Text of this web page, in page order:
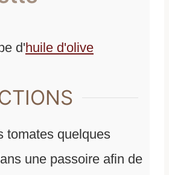
d'huile d'olive
tomates quelques
une passoire afin de